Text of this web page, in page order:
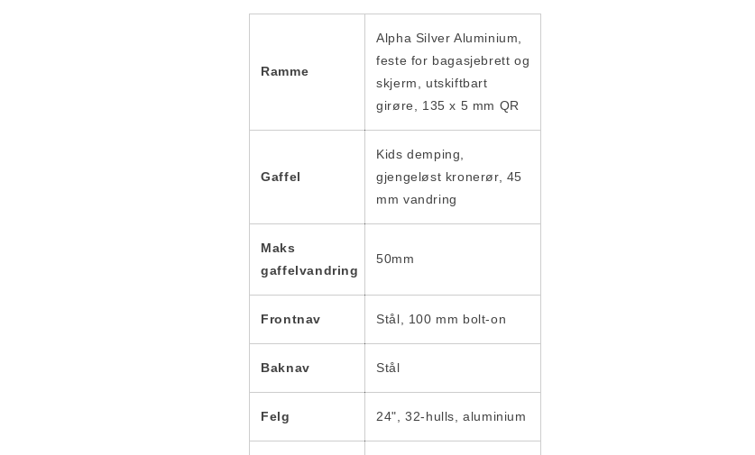
Ramme
Alpha Silver Aluminium,
feste for bagasjebrett og
skjerm, utskiftbart
girøre, 135 x 5 mm QR
Gaffel
Kids demping,
gjengeløst kronerør, 45
mm vandring
Maks
gaffelvandring
50mm
Frontnav Stål, 100 mm bolt-on
Baknav Stål
Felg 24", 32-hulls, aluminium